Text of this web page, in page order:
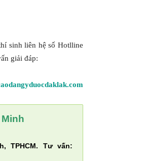
sinh liên hệ số Hotlline
giải đáp:
TPHCM. Tư vấn: